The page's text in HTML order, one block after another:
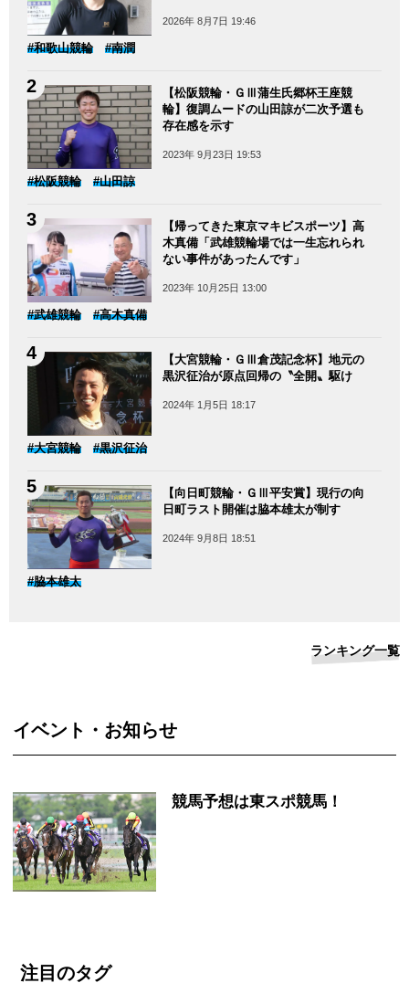
2026年 8月7日 19:46
#和歌山競輪 #南潤
【松阪競輪・ＧⅢ蒲生氏郷杯王座競
輪】復調ムードの山田諒が二次予選も
存在感を示す
2023年 9月23日 19:53
#松阪競輪 #山田諒
【帰ってきた東京マキビスポーツ】高
木真備「武雄競輪場では一生忘れられ
ない事件があったんです」
2023年 10月25日 13:00
#武雄競輪 #高木真備
【大宮競輪・ＧⅢ倉茂記念杯】地元の
黒沢征治が原点回帰の〝全開〟駆け
2024年 1月5日 18:17
#大宮競輪 #黒沢征治
【向日町競輪・ＧⅢ平安賞】現行の向
日町ラスト開催は脇本雄太が制す
2024年 9月8日 18:51
#脇本雄太
ランキング一覧
イベント・お知らせ
競馬予想は東スポ競馬！
注目のタグ